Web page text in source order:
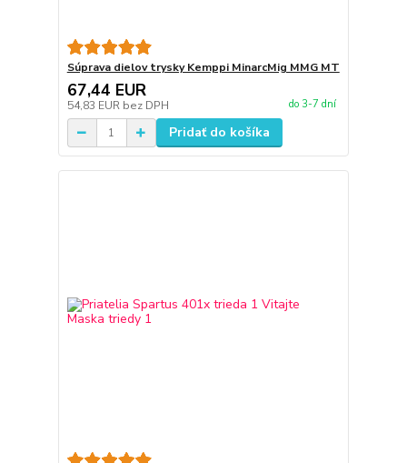
Súprava dielov trysky Kemppi MinarcMig MMG MT
67,44 EUR
54,83 EUR bez DPH do 3-7 dní
Pridať do košíka